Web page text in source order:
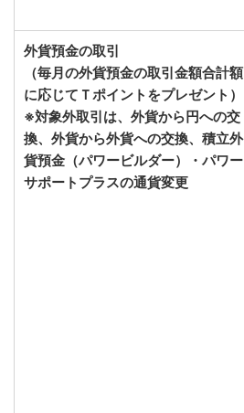
外貨預金の取引
（毎月の外貨預金の取引金額合計額
に応じてＴポイントをプレゼント）
※対象外取引は、外貨から円への交
換、外貨から外貨への交換、積立外
貨預金（パワービルダー）・パワー
サポートプラスの通貨変更